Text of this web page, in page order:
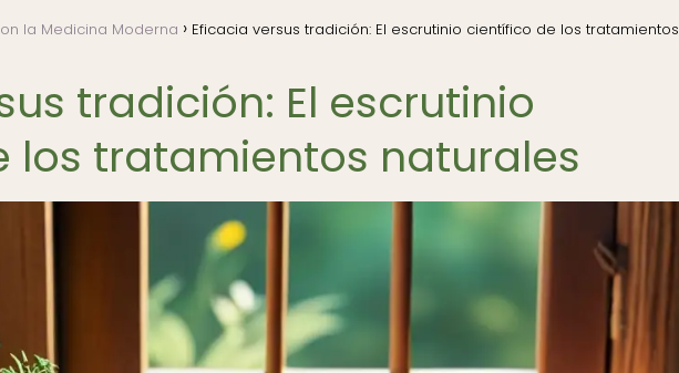
la Medicina Moderna
Eficacia versus tradición: El escrutinio científico de los tratamientos
tradición: El escrutinio
los tratamientos naturales